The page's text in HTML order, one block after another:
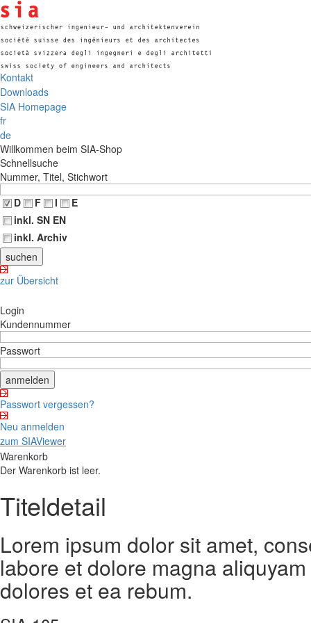
Kontakt
Downloads
SIA Homepage
fr
de
Willkommen beim SIA-Shop
Schnellsuche
Nummer, Titel, Stichwort
D
F I
E
inkl. SN EN
inkl. Archiv
zur Übersicht
Login
Kundennummer
Passwort
Passwort vergessen?
Neu anmelden
zum SIAViewer
Warenkorb
Der Warenkorb ist leer.
Titeldetail
Lorem ipsum dolor sit amet,
labore et dolore magna
dolores et ea rebum.